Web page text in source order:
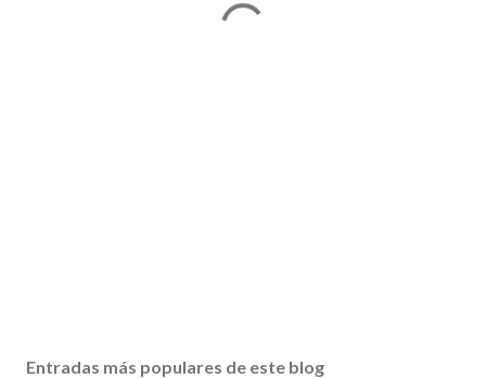
Entradas más populares de este blog